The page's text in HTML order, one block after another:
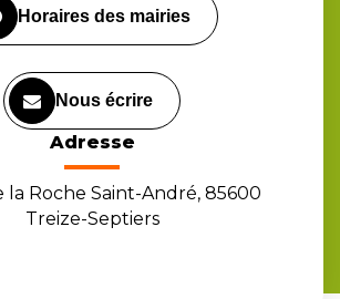
Horaires des mairies
Nous écrire
Adresse
la Roche Saint-André, 85600
Treize-Septiers